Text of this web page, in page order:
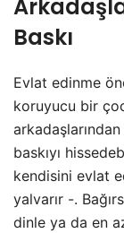
Baskı
Evlat edinme
koruyucu bir
baskıyı
kendisini evlat
yalvarır -.
dinle ya da en